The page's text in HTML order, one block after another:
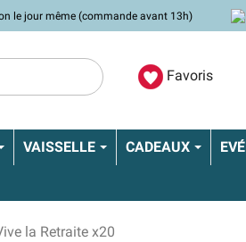
le jour même (commande avant 13h)
Favoris
VAISSELLE CADEAUX
la Retraite x20